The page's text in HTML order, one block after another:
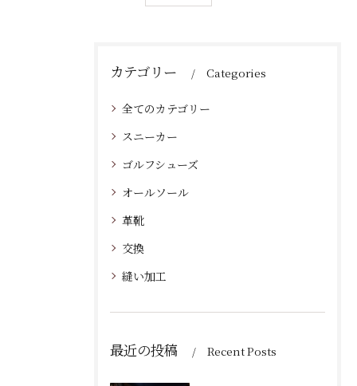
カテゴリー Categories
全てのカテゴリー
スニーカー
ゴルフシューズ
オールソール
革靴
交換
縫い加工
最近の投稿 Recent Posts